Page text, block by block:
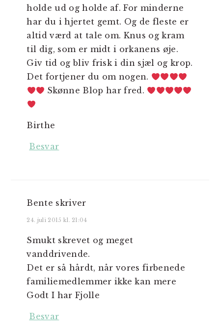
holde ud og holde af. For minderne
har du i hjertet gemt. Og de fleste er
altid værd at tale om. Knus og kram
til dig, som er midt i orkanens øje.
Giv tid og bliv frisk i din sjæl og krop.
Det fortjener du om nogen.
Skønne Blop har fred.
Birthe
Besvar
Bente skriver
24. juli 2015 kl. 21:04
Smukt skrevet og meget
vanddrivende.
Det er så hårdt, når vores firbenede
familiemedlemmer ikke kan mere
Godt I har Fjolle
Besvar